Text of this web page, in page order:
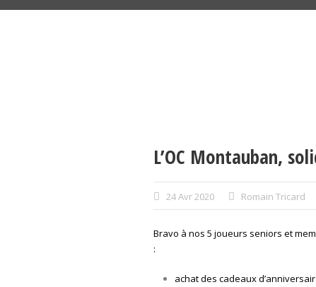
L’OC Montauban,
24 Avr 2020 Romain Tricard
Bravo à nos 5 joueurs seniors et
:
achat des cadeaux